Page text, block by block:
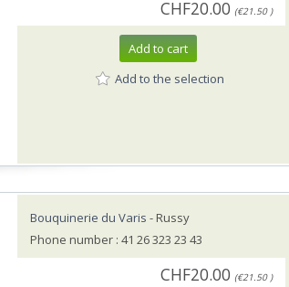
CHF20.00 (€21.50 )
Add to cart
Add to the selection
Bouquinerie du Varis - Russy
Phone number : 41 26 323 23 43
CHF20.00 (€21.50 )